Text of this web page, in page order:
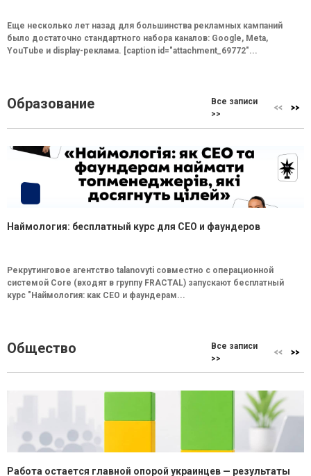
Еще несколько лет назад для большинства рекламных кампаний
было достаточно стандартного набора каналов: Google, Meta,
YouTube и display-реклама. [caption id="attachment_69772"...
Образование
Все записи
>>
Наймология: бесплатный курс для CEO и фаундеров
Рекрутинговое агентство talanovyti совместно с операционной
системой Core (входят в группу FRACTAL) запускают бесплатный
курс "Наймология: как СEO и фаундерам...
Общество
Все записи
>>
Работа остается главной опорой украинцев — результаты